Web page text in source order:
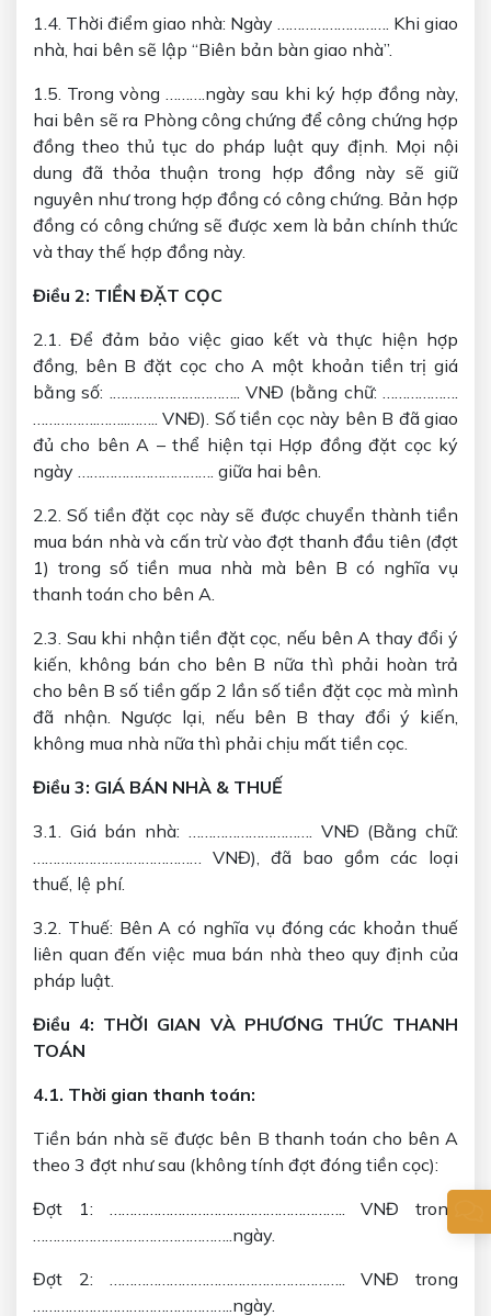
1.4. Thời điểm giao nhà: Ngày ………………………. Khi giao
nhà, hai bên sẽ lập “Biên bản bàn giao nhà”.
1.5. Trong vòng ……….ngày sau khi ký hợp đồng này,
hai bên sẽ ra Phòng công chứng để công chứng hợp
đồng theo thủ tục do pháp luật quy định. Mọi nội
dung đã thỏa thuận trong hợp đồng này sẽ giữ
nguyên như trong hợp đồng có công chứng. Bản hợp
đồng có công chứng sẽ được xem là bản chính thức
và thay thế hợp đồng này.
Điều 2: TIỀN ĐẶT CỌC
2.1. Để đảm bảo việc giao kết và thực hiện hợp
đồng, bên B đặt cọc cho A một khoản tiền trị giá
bằng số: .………………………….. VNĐ (bằng chữ: ……………….
…………….……..…….. VNĐ). Số tiền cọc này bên B đã giao
đủ cho bên A – thể hiện tại Hợp đồng đặt cọc ký
ngày ……………………………. giữa hai bên.
2.2. Số tiền đặt cọc này sẽ được chuyển thành tiền
mua bán nhà và cấn trừ vào đợt thanh đầu tiên (đợt
1) trong số tiền mua nhà mà bên B có nghĩa vụ
thanh toán cho bên A.
2.3. Sau khi nhận tiền đặt cọc, nếu bên A thay đổi ý
kiến, không bán cho bên B nữa thì phải hoàn trả
cho bên B số tiền gấp 2 lần số tiền đặt cọc mà mình
đã nhận. Ngược lại, nếu bên B thay đổi ý kiến,
không mua nhà nữa thì phải chịu mất tiền cọc.
Điều 3: GIÁ BÁN NHÀ & THUẾ
3.1. Giá bán nhà: …………………………. VNĐ (Bằng chữ:
…………………………………… VNĐ), đã bao gồm các loại
thuế, lệ phí.
3.2. Thuế: Bên A có nghĩa vụ đóng các khoản thuế
liên quan đến việc mua bán nhà theo quy định của
pháp luật.
Điều 4: THỜI GIAN VÀ PHƯƠNG THỨC THANH
TOÁN
4.1. Thời gian thanh toán:
Tiền bán nhà sẽ được bên B thanh toán cho bên A
theo 3 đợt như sau (không tính đợt đóng tiền cọc):
Đợt 1: ………………………………………………….. VNĐ trong
…………………………………………..ngày.
Đợt 2: ………………………………………………….. VNĐ trong
…………………………………………..ngày.